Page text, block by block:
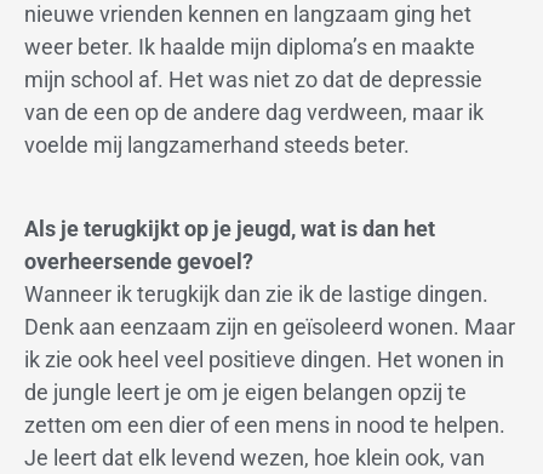
nieuwe vrienden kennen en langzaam ging het
weer beter. Ik haalde mijn diploma’s en maakte
mijn school af. Het was niet zo dat de depressie
van de een op de andere dag verdween, maar ik
voelde mij langzamerhand steeds beter.
Als je terugkijkt op je jeugd, wat is dan het
overheersende gevoel?
Wanneer ik terugkijk dan zie ik de lastige dingen.
Denk aan eenzaam zijn en geïsoleerd wonen. Maar
ik zie ook heel veel positieve dingen. Het wonen in
de jungle leert je om je eigen belangen opzij te
zetten om een dier of een mens in nood te helpen.
Je leert dat elk levend wezen, hoe klein ook, van